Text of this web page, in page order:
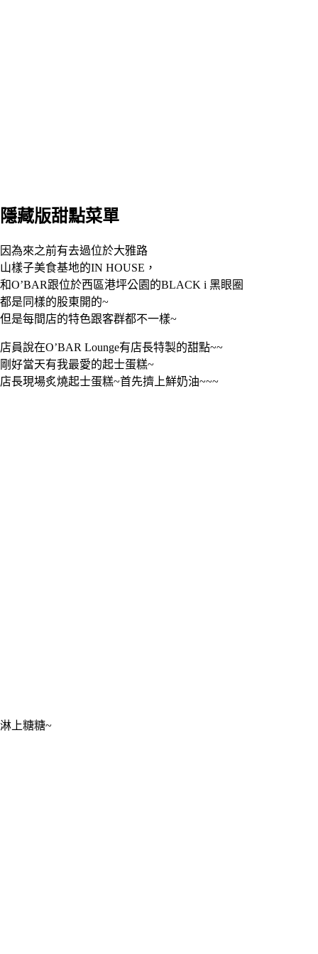
隱藏版甜點菜單
因為來之前有去過位於大雅路
山樣子美食基地的IN HOUSE，
和O’BAR跟位於西區港坪公園的BLACK i 黑眼圈
都是同樣的股東開的~
但是每間店的特色跟客群都不一樣~
店員說在O’BAR Lounge有店長特製的甜點~~
剛好當天有我最愛的起士蛋糕~
店長現場炙燒起士蛋糕~首先擠上鮮奶油~~~
淋上糖糖~